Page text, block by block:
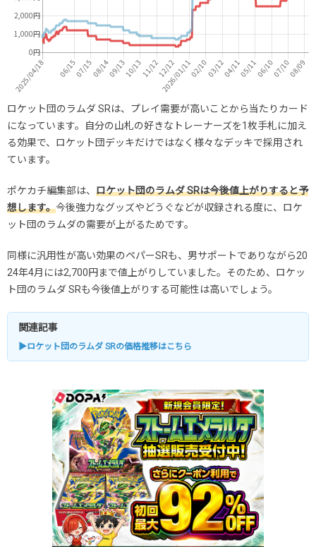
ロケット団のラムダ SRは、プレイ需要が高いことから当たりカード
になっています。自分の山札の好きなトレーナーズを1枚手札に加え
る効果で、ロケット団デッキだけではなく様々なデッキで採用され
ています。
ポケカチ編集部は、 ロケット団のラムダ SRは今後値上がりすると予
想します。今後強力なグッズやどうぐなどが収録される度に、ロケ
ット団のラムダの需要が上がるためです。
同様に汎用性が高い効果のペパーSRも、男サポートでありながら20
24年4月には2,700円まで値上がりしていました。そのため、ロケッ
ト団のラムダ SRも今後値上がりする可能性は高いでしょう。
関連記事
▶ロケット団のラムダ SRの価格推移はこちら